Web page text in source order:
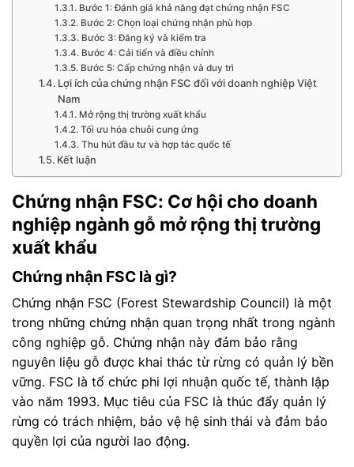
Bước 1: Đánh giá khả năng đạt chứng nhận FSC
Bước 2: Chọn loại chứng nhận phù hợp
Bước 3: Đăng ký và kiểm tra
Bước 4: Cải tiến và điều chỉnh
Bước 5: Cấp chứng nhận và duy trì
Lợi ích của chứng nhận FSC đối với doanh nghiệp Việt
Nam
Mở rộng thị trường xuất khẩu
Tối ưu hóa chuỗi cung ứng
Thu hút đầu tư và hợp tác quốc tế
Kết luận
Chứng nhận FSC: Cơ hội cho doanh
nghiệp ngành gỗ mở rộng thị trường
xuất khẩu
Chứng nhận FSC là gì?
Chứng nhận FSC (Forest Stewardship Council) là một
trong những chứng nhận quan trọng nhất trong ngành
công nghiệp gỗ. Chứng nhận này đảm bảo rằng
nguyên liệu gỗ được khai thác từ rừng có quản lý bền
vững. FSC là tổ chức phi lợi nhuận quốc tế, thành lập
vào năm 1993. Mục tiêu của FSC là thúc đẩy quản lý
rừng có trách nhiệm, bảo vệ hệ sinh thái và đảm bảo
quyền lợi của người lao động.